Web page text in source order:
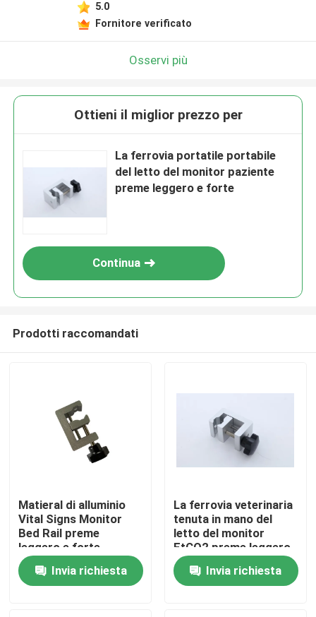
Casa
Prodotti
5.0
Fornitore verificato
Osservi più
Ottieni il miglior prezzo per
La ferrovia portatile portabile
del letto del monitor paziente
preme leggero e forte
Continua
Prodotti raccomandati
Matieral di alluminio
Vital Signs Monitor
Bed Rail preme
leggero e forte
Invia richiesta
La ferrovia veterinaria
tenuta in mano del
letto del monitor
EtCO2 preme leggero
e forte di alluminio
Invia richiesta